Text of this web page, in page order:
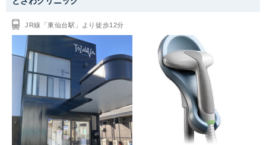
JR線「東仙台駅」より徒歩12分